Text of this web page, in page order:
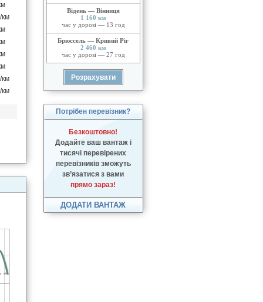
км
км
км
Відень — Вінниця
1 160 км
час у дорозі — 13 год
Брюссель — Кривий Ріг
2 460 км
час у дорозі — 27 год
Потрібен перевізник?
Безкоштовно!
Додайте ваш вантаж і
тисячі перевірених
перевізників зможуть
зв’язатися з вами
прямо зараз!
ДОДАТИ ВАНТАЖ